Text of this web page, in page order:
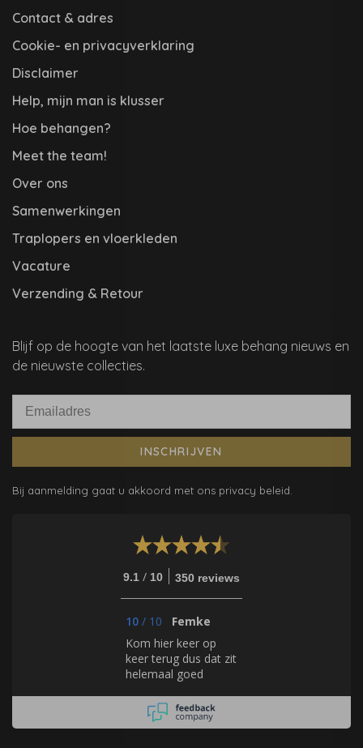
Contact & adres
Cookie- en privacyverklaring
Disclaimer
Help, mijn man is klusser
Hoe behangen?
Meet the team!
Over ons
Samenwerkingen
Traplopers en vloerkleden
Vacature
Verzending & Retour
Blijf op de hoogte van het laatste luxe behang nieuws en
de nieuwste collecties.
INSCHRIJVEN
Bij aanmelding gaat u akkoord met ons privacy beleid.
9.1 / 10 350 reviews
10 / 10
Femke
Kom hier keer op
keer terug dus dat zit
helemaal goed